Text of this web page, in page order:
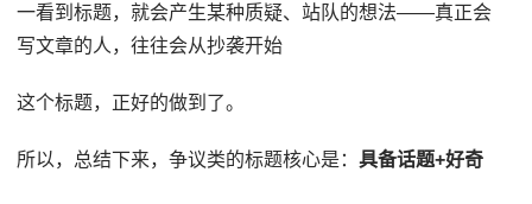
一看到标题，就会产生某种质疑、站队的想法——真正会
写文章的人，往往会从抄袭开始
这个标题，正好的做到了。
所以，总结下来，争议类的标题核心是：具备话题+好奇